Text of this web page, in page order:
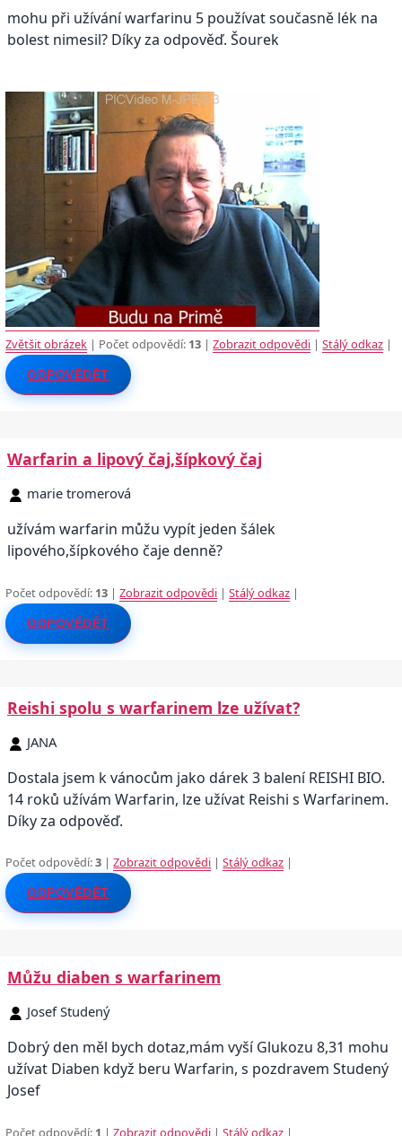
mohu při užívání warfarinu 5 používat současně lék na
bolest nimesil? Díky za odpověď. Šourek
Zvětšit obrázek | Počet odpovědí: 13 |Zobrazit odpovědi |Stálý odkaz |
ODPOVĚDĚT
Warfarin a lipový čaj,šípkový čaj
marie tromerová
užívám warfarin můžu vypít jeden šálek
lipového,šípkového čaje denně?
Počet odpovědí: 13 |Zobrazit odpovědi |Stálý odkaz |
ODPOVĚDĚT
Reishi spolu s warfarinem lze užívat?
JANA
Dostala jsem k vánocům jako dárek 3 balení REISHI BIO.
14 roků užívám Warfarin, lze užívat Reishi s Warfarinem.
Díky za odpověď.
Počet odpovědí:3 |Zobrazit odpovědi |Stálý odkaz |
ODPOVĚDĚT
Můžu diaben s warfarinem
Josef Studený
Dobrý den měl bych dotaz,mám vyší Glukozu 8,31 mohu
užívat Diaben když beru Warfarin, s pozdravem Studený
Josef
Počet odpovědí: 1 |Zobrazit odpovědi |Stálý odkaz |